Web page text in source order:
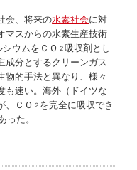
会、将来の水素社会に対
マスからの水素生産技術
シウムをＣＯ ２ 吸収剤とし
成分とするクリーンガス
物的手法と異なり、様々
も速い。海外（ドイツな
、ＣＯ ２ を完全に吸収でき
った。